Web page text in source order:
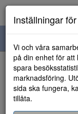
navigation
Inställningar
Vi och våra
på din enhet för att
spara
marknadsföring.
sida ska fungera,
tillåta.